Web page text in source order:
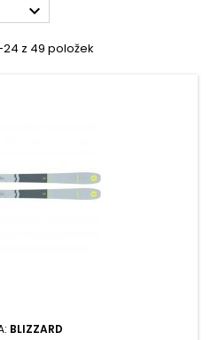

z 49 položek
BLIZZARD